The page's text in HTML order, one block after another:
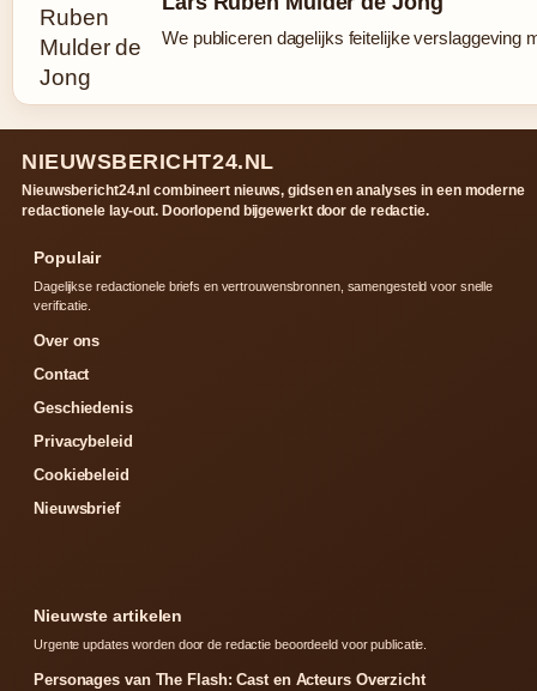
We publiceren dagelijks feitelijke verslaggeving
NIEUWSBERICHT24.NL
Nieuwsbericht24.nl combineert nieuws, gidsen en analyses in een moderne
redactionele lay-out. Doorlopend bijgewerkt door de redactie.
Populair
Dagelijkse redactionele briefs en vertrouwensbronnen, samengesteld voor snelle
verificatie.
Over ons
Contact
Geschiedenis
Privacybeleid
Cookiebeleid
Nieuwsbrief
Nieuwste artikelen
Urgente updates worden door de redactie beoordeeld voor publicatie.
Personages van The Flash: Cast en Acteurs Overzicht